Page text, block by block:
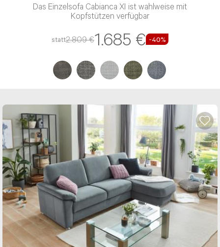
NACHRICHT ABSENDEN
Angaben sind Pflichtfelder.
Das Einzelsofa Cabianca XI ist wahlweise mit
Kopfstützen verfügbar
statt2.809 €1.685 € -40%